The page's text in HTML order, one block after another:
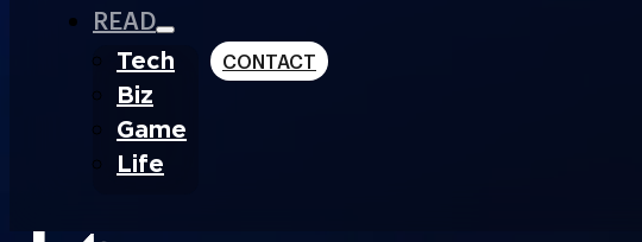
READ
Tech
Biz
Game
Life
CONTACT